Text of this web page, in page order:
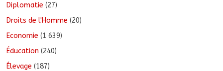
Diplomatie (27)
Droits de l'Homme (20)
Economie (1 639)
Éducation (240)
Élevage (187)